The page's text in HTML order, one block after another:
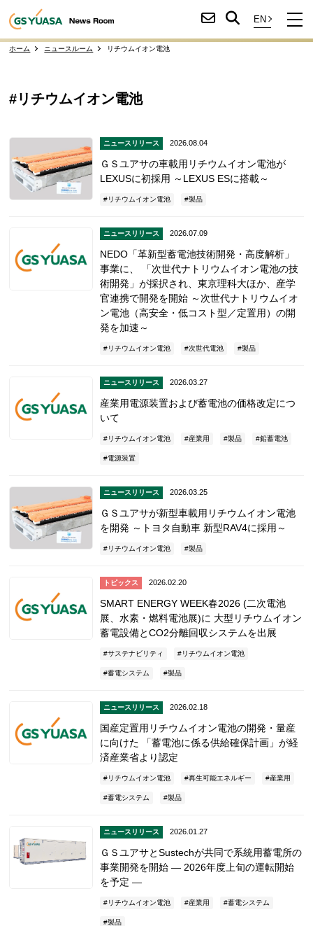
ホーム ニュースルーム リチウムイオン電池
#リチウムイオン電池
ニュースリリース 2026.08.04
ＧＳユアサの車載用リチウムイオン電池が
LEXUSに初採用 ～LEXUS ESに搭載～
リチウムイオン電池 製品
ニュースリリース 2026.07.09
NEDO「革新型蓄電池技術開発・高度解析」
事業に、 「次世代ナトリウムイオン電池の技
術開発」が採択され、東京理科大ほか、産学
官連携で開発を開始 ～次世代ナトリウムイオ
ン電池（高安全・低コスト型／定置用）の開
発を加速～
リチウムイオン電池 次世代電池 製品
ニュースリリース 2026.03.27
産業用電源装置および蓄電池の価格改定につ
いて
リチウムイオン電池 産業用 製品 鉛蓄電池
電源装置
ニュースリリース 2026.03.25
ＧＳユアサが新型車載用リチウムイオン電池
を開発 ～トヨタ自動車 新型RAV4に採用～
リチウムイオン電池 製品
トピックス 2026.02.20
SMART ENERGY WEEK春2026 (二次電池
展、水素・燃料電池展)に 大型リチウムイオン
蓄電設備とCO2分離回収システムを出展
サステナビリティ リチウムイオン電池
蓄電システム 製品
ニュースリリース 2026.02.18
国産定置用リチウムイオン電池の開発・量産
に向けた 「蓄電池に係る供給確保計画」が経
済産業省より認定
リチウムイオン電池 再生可能エネルギー 産業用
蓄電システム 製品
ニュースリリース 2026.01.27
ＧＳユアサとSustechが共同で系統用蓄電所の
事業開発を開始 ― 2026年度上旬の運転開始
を予定 ―
リチウムイオン電池 産業用 蓄電システム
製品